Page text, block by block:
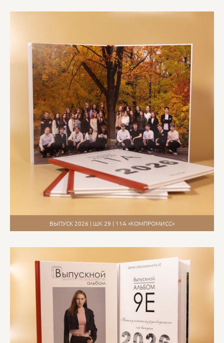
ВЫПУСК 2026 | ШК 29 | 11А «КОМПРОМИСС»